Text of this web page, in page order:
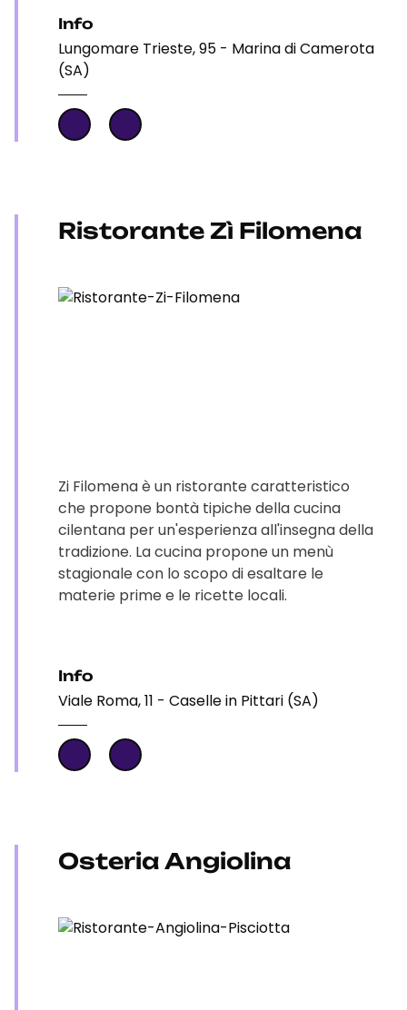
Info
Lungomare Trieste, 95 - Marina di Camerota
(SA)
Ristorante Zì Filomena
Zi Filomena è un ristorante caratteristico
che propone bontà tipiche della cucina
cilentana per un'esperienza all'insegna della
tradizione. La cucina propone un menù
stagionale con lo scopo di esaltare le
materie prime e le ricette locali.
Info
Viale Roma, 11 - Caselle in Pittari (SA)
Osteria Angiolina